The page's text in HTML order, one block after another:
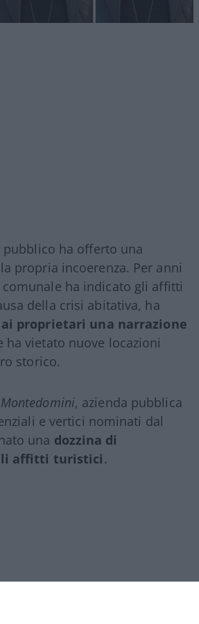
pubblico ha offerto una
propria incoerenza. Per anni
comunale ha indicato gli affitti
della crisi abitativa, ha
proprietari una narrazione
ha vietato nuove locazioni
storico.
Montedomini, azienda pubblica
e vertici nominati dal
una dozzina di
affitti turistici.